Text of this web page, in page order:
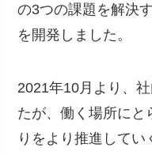
の3つの課題を解決
を開発しました。
2021年10月より、
たが、働く場所にと
りをより推進して